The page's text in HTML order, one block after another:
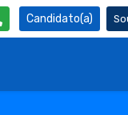
Candidato(a)